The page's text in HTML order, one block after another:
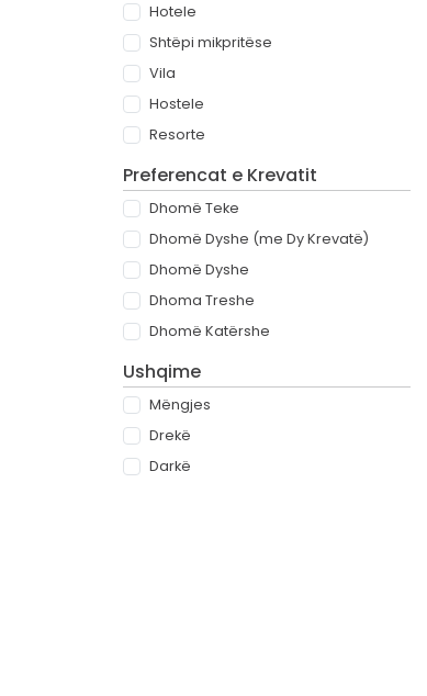
Hotele
Shtëpi mikpritëse
Vila
Hostele
Resorte
Preferencat e Krevatit
Dhomë Teke
Dhomë Dyshe (me Dy Krevatë)
Dhomë Dyshe
Dhoma Treshe
Dhomë Katërshe
Ushqime
Mëngjes
Drekë
Darkë